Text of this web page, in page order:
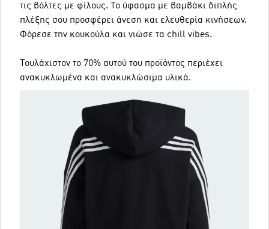
τις βόλτες με φίλους. Το ύφασμα με βαμβάκι διπλής
πλέξης σου προσφέρει άνεση και ελευθερία κινήσεων.
Φόρεσε την κουκούλα και νιώσε τα chill vibes.
Τουλάχιστον το 70% αυτού του προϊόντος περιέχει
ανακυκλωμένα και ανακυκλώσιμα υλικά.